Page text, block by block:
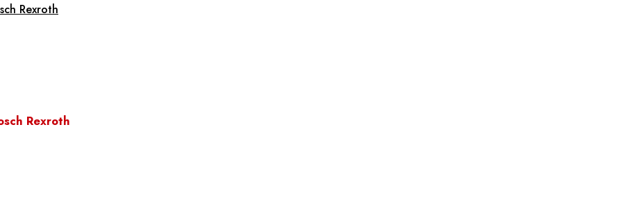
Rexroth
Rexroth